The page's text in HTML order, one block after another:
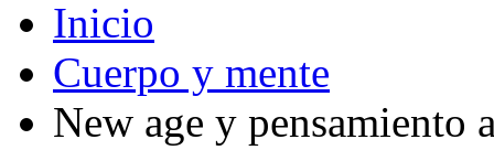
Inicio
Cuerpo y mente
New age y pensamiento